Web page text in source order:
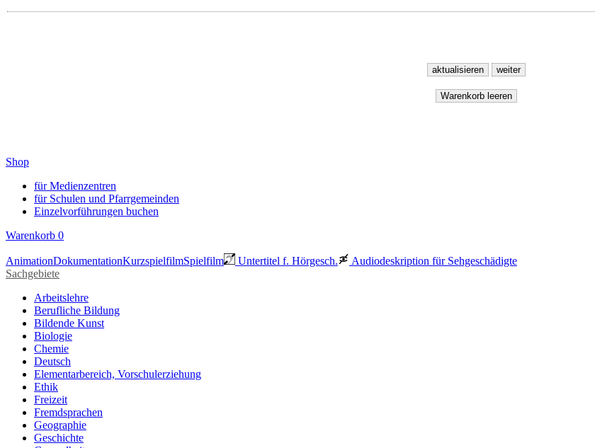
Shop
für Medienzentren
für Schulen und Pfarrgemeinden
Einzelvorführungen buchen
Warenkorb 0
AnimationDokumentationKurzspielfilmSpielfilm Untertitel f. Hörgesch.
Audiodeskription für Sehgeschädigte
Sachgebiete
Arbeitslehre
Berufliche Bildung
Bildende Kunst
Biologie
Chemie
Deutsch
Elementarbereich, Vorschulerziehung
Ethik
Freizeit
Fremdsprachen
Geographie
Geschichte